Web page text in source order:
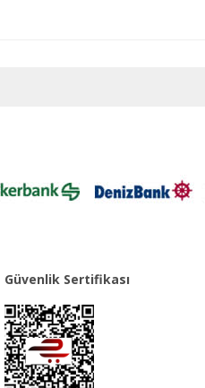
Güvenlik Sertifikası